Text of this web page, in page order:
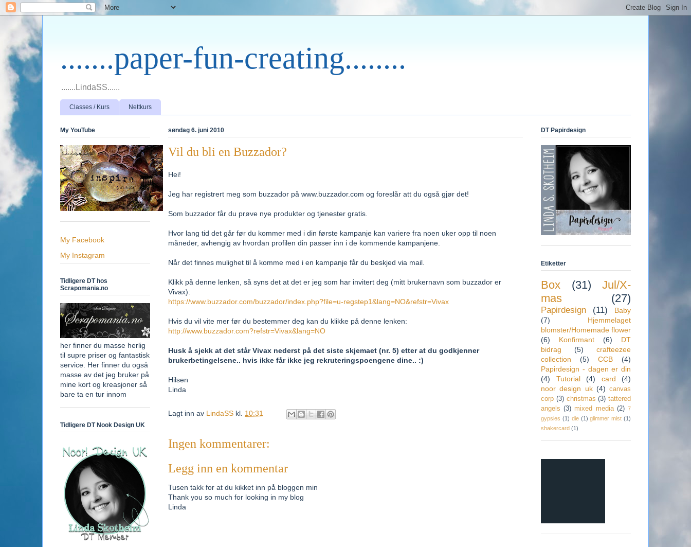
.......paper-fun-creating........
.......LindaSS......
Classes / Kurs Nettkurs
søndag 6. juni 2010
Vil du bli en Buzzador?
Hei!
Jeg har registrert meg som buzzador på www.buzzador.com og foreslår att du også gjør det!
Som buzzador får du prøve nye produkter og tjenester gratis.
Hvor lang tid det går før du kommer med i din første kampanje kan variere fra noen uker opp til noen
måneder, avhengig av hvordan profilen din passer inn i de kommende kampanjene.
Når det finnes mulighet til å komme med i en kampanje får du beskjed via mail.
Klikk på denne lenken, så syns det at det er jeg som har invitert deg (mitt brukernavn som buzzador er
Vivax):
https://www.buzzador.com/buzzador/index.php?file=u-regstep1&lang=NO&refstr=Vivax
Hvis du vil vite mer før du bestemmer deg kan du klikke på denne lenken:
http://www.buzzador.com?refstr=Vivax&lang=NO
Husk å sjekk at det står Vivax nederst på det siste skjemaet (nr. 5) etter at du godkjenner
brukerbetingelsene.. hvis ikke får ikke jeg rekruteringspoengene dine.. :)
Hilsen
Linda
Lagt inn av LindaSS kl. 10:31
Ingen kommentarer:
Legg inn en kommentar
Tusen takk for at du kikket inn på bloggen min
Thank you so much for looking in my blog
Linda
My YouTube
My Facebook
My Instagram
Tidligere DT hos
Scrapomania.no
her finner du masse herlig
til supre priser og fantastisk
service. Her finner du også
masse av det jeg bruker på
mine kort og kreasjoner så
bare ta en tur innom
Tidligere DT Nook Design UK
DT Papirdesign
Etiketter
Box (31)
Jul/X-
mas
(27)
Papirdesign (11)
Baby
(7)
Hjemmelaget
blomster/Homemade flower
(6)
Konfirmant (6)
DT
bidrag
(5)
crafteezee
collection
(5) CCB
(4)
Papirdesign - dagen er din
(4)
Tutorial (4) card
(4)
noor design uk (4) canvas
corp (3) christmas (3) tattered
angels (3) mixed media (2) 7
gypsies (1) die (1) glimmer mist (1)
shakercard (1)